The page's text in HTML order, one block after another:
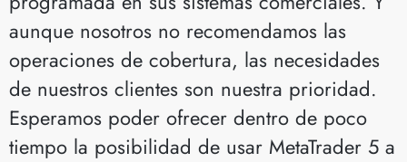
aunque nosotros no recomendamos las
operaciones de cobertura, las necesidades
de nuestros clientes son nuestra prioridad.
Esperamos poder ofrecer dentro de poco
tiempo la posibilidad de usar MetaTrader 5 a